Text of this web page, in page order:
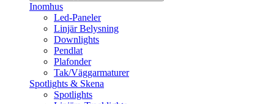
Inomhus
Led-Paneler
Linjär Belysning
Downlights
Pendlat
Plafonder
Tak/Väggarmaturer
Spotlights & Skena
Spotlights